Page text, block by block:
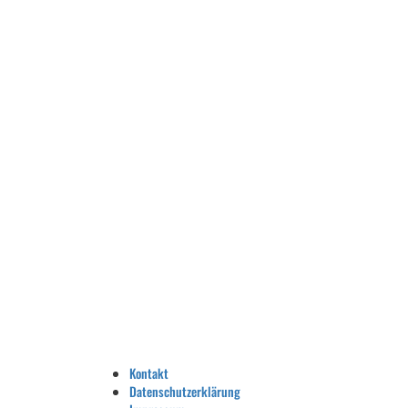
Kontakt
Datenschutzerklärung